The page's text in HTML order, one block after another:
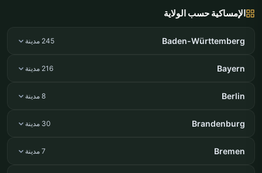
الإمساكية حسب الولاية
Baden-Württemberg 245 مدينة
Bayern 216 مدينة
Berlin 8 مدينة
Brandenburg 30 مدينة
Bremen 7 مدينة